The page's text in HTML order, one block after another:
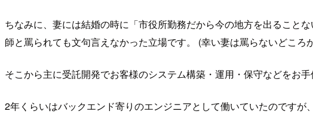
ちなみに、妻には結婚の時に「市役所勤務だから今の地方を出ること
師と罵られても文句言えなかった立場です。 (幸い妻は罵らないどこ
そこから主に受託開発でお客様のシステム構築・運用・保守などをお
2年くらいはバックエンド寄りのエンジニアとして働いていたのです